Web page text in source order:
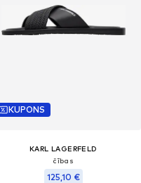
KUPONS
KARL LAGERFELD
čības
125,10 €